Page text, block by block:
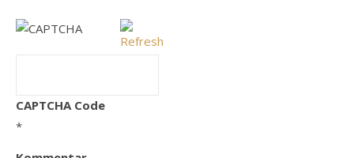
CAPTCHA Code
*